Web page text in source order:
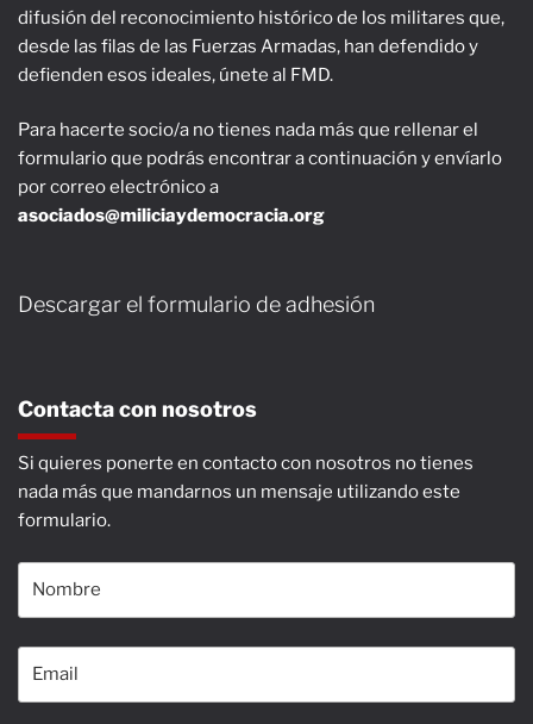
difusión del reconocimiento histórico de los militares que,
desde las filas de las Fuerzas Armadas, han defendido y
defienden esos ideales, únete al FMD.
Para hacerte socio/a no tienes nada más que rellenar el
formulario que podrás encontrar a continuación y envíarlo
por correo electrónico a
asociados@miliciaydemocracia.org
Descargar el formulario de adhesión
Contacta con nosotros
Si quieres ponerte en contacto con nosotros no tienes
nada más que mandarnos un mensaje utilizando este
formulario.